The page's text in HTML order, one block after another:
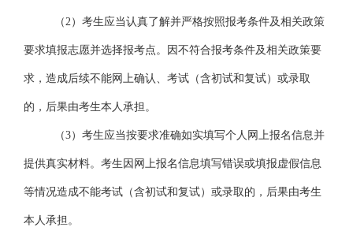
（2）考生应当认真了解并严格按照报考条件及相关政策
要求填报志愿并选择报考点。因不符合报考条件及相关政策要
求，造成后续不能网上确认、考试（含初试和复试）或录取
的，后果由考生本人承担。
（3）考生应当按要求准确如实填写个人网上报名信息并
提供真实材料。考生因网上报名信息填写错误或填报虚假信息
等情况造成不能考试（含初试和复试）或录取的，后果由考生
本人承担。